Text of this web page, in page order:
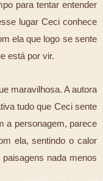
para tentar entender
lugar Ceci conhece
ela que logo se sente
está por vir.
maravilhosa. A autora
tudo que Ceci sente
a personagem, parece
ela, sentindo o calor
nada menos